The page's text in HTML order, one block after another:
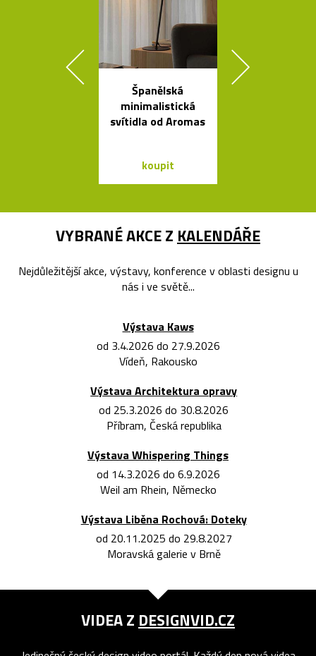
Španělská
minimalistická
svítidla od Aromas
koupit
VYBRANÉ AKCE Z KALENDÁŘE
Nejdůležitější akce, výstavy, konference v oblasti designu u
nás i ve světě...
Výstava Kaws
od 3.4.2026 do 27.9.2026
Vídeň, Rakousko
Výstava Architektura opravy
od 25.3.2026 do 30.8.2026
Příbram, Česká republika
Výstava Whispering Things
od 14.3.2026 do 6.9.2026
Weil am Rhein, Německo
Výstava Liběna Rochová: Doteky
od 20.11.2025 do 29.8.2027
Moravská galerie v Brně
VIDEA Z DESIGNVID.CZ